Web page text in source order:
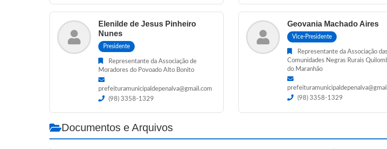
Elenilde de Jesus Pinheiro
Nunes
Presidente
Representante da Associação de
Moradores do Povoado Alto Bonito
prefeituramunicipaldepenalva@gmail.com
(98) 3358-1329
Geovania Machado Aires
Vice-Presidente
Representante da Associação das
Comunidades Negras Rurais
do Maranhão
(98) 3358-1329
Documentos e Arquivos